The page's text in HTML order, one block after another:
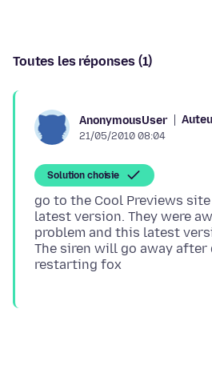
Toutes les réponses (1)
AnonymousUser
21/05/2010 08:04
Solution choisie
go to the Cool Previews
latest version. They were
problem and this latest
The siren will go away after